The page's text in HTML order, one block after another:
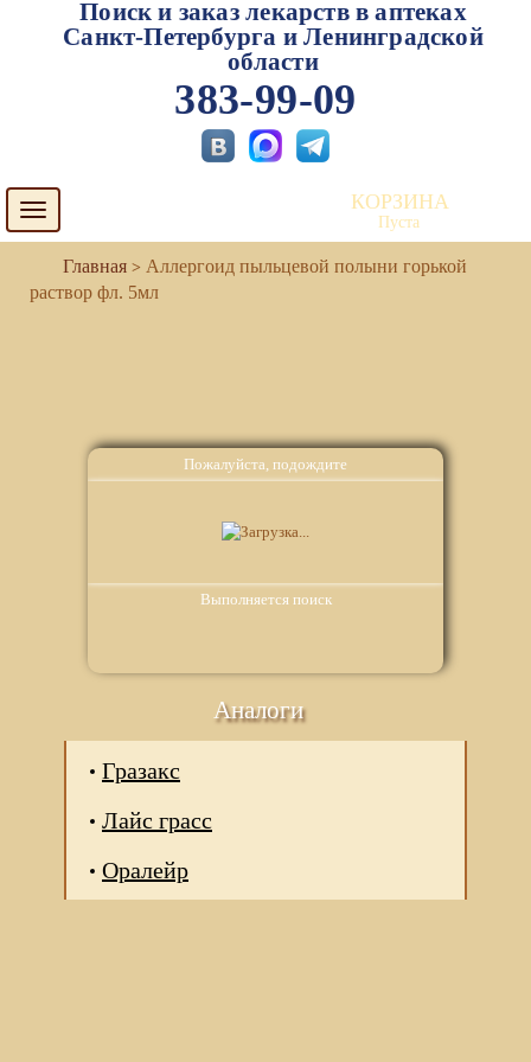
Пожалуйста, подождите
Выполняется поиск
Поиск и заказ лекарств в аптеках
Санкт-Петербурга и Ленинградской
области
383-99-09
Toggle
navigation
КОРЗИНА
Пуста
Аллергоид пыльцевой полыни горькой
раствор фл. 5мл
Аналоги
Гразакс
Лайс грасс
Оралейр